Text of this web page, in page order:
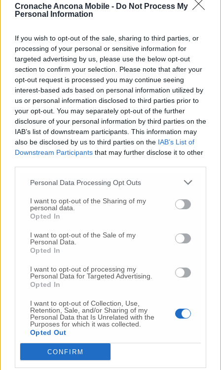
Cronache Ancona Mobile - Do Not Process My
Personal Information
If you wish to opt-out of the sale, sharing to third parties, or
processing of your personal or sensitive information for
targeted advertising by us, please use the below opt-out
section to confirm your selection. Please note that after your
opt-out request is processed you may continue seeing
interest-based ads based on personal information utilized by
us or personal information disclosed to third parties prior to
your opt-out. You may separately opt-out of the further
disclosure of your personal information by third parties on the
IAB’s list of downstream participants. This information may
also be disclosed by us to third parties on the IAB’s List of
Downstream Participants that may further disclose it to other
Personal Data Processing Opt Outs
I want to opt-out of the Sharing of my
personal data.
Opted In
I want to opt-out of the Sale of my
Personal Data.
Opted In
I want to opt-out of processing my
Personal Data for Targeted Advertising.
Opted In
I want to opt-out of Collection, Use,
Retention, Sale, and/or Sharing of my
Personal Data that Is Unrelated with the
Purposes for which it was collected.
Opted Out
CONFIRM
sviluppo delle attività cognitive nei ragazzi
con sindrome di Down, presidente della Onlus
Italia per le terapie domiciliari precoci covid
oltre che primo firmatario del ricorso contro il
protocollo del ministro Speranza “tachipirina
e vigile attesa” e contro Aifa che vietava l’uso
dell’idrossiclorochina.
© RIPRODUZIONE RISERVATA
Vai alla home
Commenti
Commenta l'articolo
Gli articoli più letti